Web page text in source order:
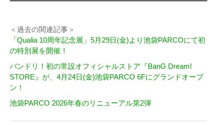
＜過去の関連記事＞
「Qualia 10周年記念展」5月29日(金)より池袋PARCOにて初
の特別展を開催！
バンドリ！初の常設オフィシャルストア『BanG Dream!
STORE』が、4月24日(金)池袋PARCO 6Fにグランドオープ
ン！
池袋PARCO 2026年春のリニューアル第2弾